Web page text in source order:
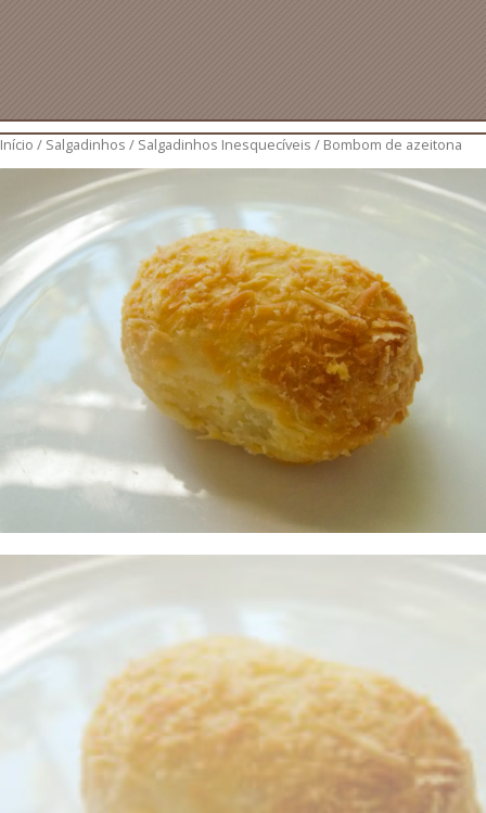
Início / Salgadinhos / Salgadinhos Inesquecíveis / Bombom de azeitona